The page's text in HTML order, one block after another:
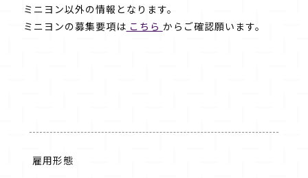
ミニヨン以外の情報となります。
ミニヨンの募集要項は こちら からご確認願います。
雇用形態